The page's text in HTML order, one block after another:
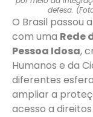
defesa.
O Brasil passou
com uma Rede
Pessoa Idosa,
Humanos e da
diferentes
ampliar a
acesso a